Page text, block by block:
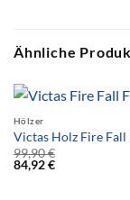
Ähnliche
Hölzer
Victas Holz Fire Fall
99,90€
84,92€